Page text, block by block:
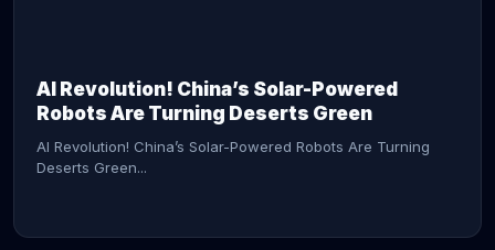
AI Revolution! China’s Solar-Powered
Robots Are Turning Deserts Green
AI Revolution! China’s Solar-Powered Robots Are Turning
Deserts Green...